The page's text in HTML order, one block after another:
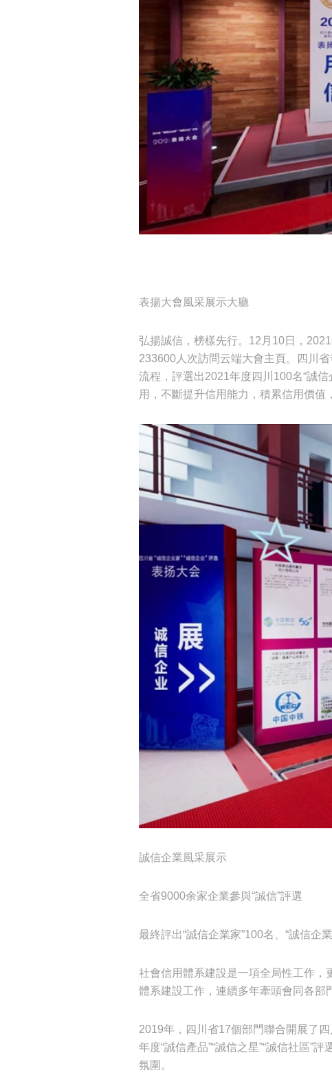
表揚大會風采展示大廳
弘揚誠信，榜樣先行。12月10日，2021
233600人次訪問云端大會主頁。四川
流程，評選出2021年度四川100名“誠
用，不斷提升信用能力，積累信用價值
誠信企業風采展示
全省9000余家企業參與“誠信”評選
最終評出“誠信企業家”100名、“誠信企
社會信用體系建設是一項全局性工作，
體系建設工作，連續多年牽頭會同各部
2019年，四川省17個部門聯合開展了
年度“誠信產品”“誠信之星”“誠信社區”
氛圍。